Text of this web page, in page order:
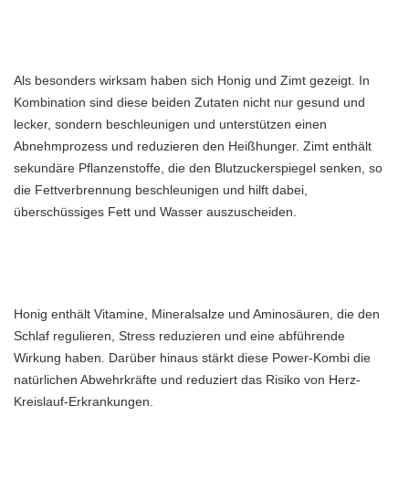
Als besonders wirksam haben sich Honig und Zimt gezeigt. In
Kombination sind diese beiden Zutaten nicht nur gesund und
lecker, sondern beschleunigen und unterstützen einen
Abnehmprozess und reduzieren den Heißhunger. Zimt enthält
sekundäre Pflanzenstoffe, die den Blutzuckerspiegel senken, so
die Fettverbrennung beschleunigen und hilft dabei,
überschüssiges Fett und Wasser auszuscheiden.
Honig enthält Vitamine, Mineralsalze und Aminosäuren, die den
Schlaf regulieren, Stress reduzieren und eine abführende
Wirkung haben. Darüber hinaus stärkt diese Power-Kombi die
natürlichen Abwehrkräfte und reduziert das Risiko von Herz-
Kreislauf-Erkrankungen.